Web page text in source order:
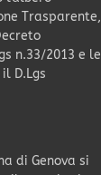
Trasparente,
n.33/2013 e le
D.Lgs
di Genova si